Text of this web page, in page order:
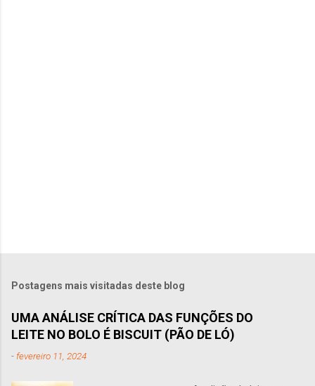
Postagens mais visitadas deste blog
UMA ANÁLISE CRÍTICA DAS FUNÇÕES DO
LEITE NO BOLO É BISCUIT (PÃO DE LÓ)
- fevereiro 11, 2024